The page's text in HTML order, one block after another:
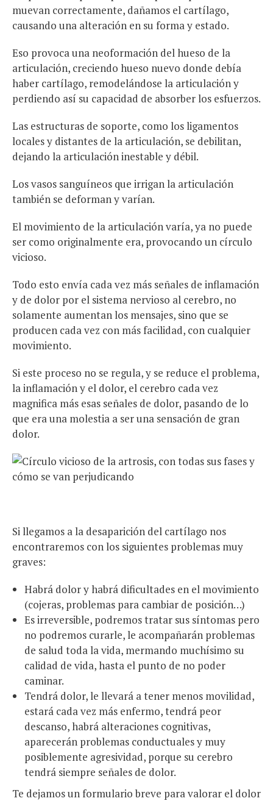
muevan correctamente, dañamos el cartílago,
causando una alteración en su forma y estado.
Eso provoca una neoformación del hueso de la
articulación, creciendo hueso nuevo donde debía
haber cartílago, remodelándose la articulación y
perdiendo así su capacidad de absorber los esfuerzos.
Las estructuras de soporte, como los ligamentos
locales y distantes de la articulación, se debilitan,
dejando la articulación inestable y débil.
Los vasos sanguíneos que irrigan la articulación
también se deforman y varían.
El movimiento de la articulación varía, ya no puede
ser como originalmente era, provocando un círculo
vicioso.
Todo esto envía cada vez más señales de inflamación
y de dolor por el sistema nervioso al cerebro, no
solamente aumentan los mensajes, sino que se
producen cada vez con más facilidad, con cualquier
movimiento.
Si este proceso no se regula, y se reduce el problema,
la inflamación y el dolor, el cerebro cada vez
magnifica más esas señales de dolor, pasando de lo
que era una molestia a ser una sensación de gran
dolor.
Si llegamos a la desaparición del cartílago nos
encontraremos con los siguientes problemas muy
graves:
Habrá dolor y habrá dificultades en el movimiento
(cojeras, problemas para cambiar de posición…)
Es irreversible, podremos tratar sus síntomas pero
no podremos curarle, le acompañarán problemas
de salud toda la vida, mermando muchísimo su
calidad de vida, hasta el punto de no poder
caminar.
Tendrá dolor, le llevará a tener menos movilidad,
estará cada vez más enfermo, tendrá peor
descanso, habrá alteraciones cognitivas,
aparecerán problemas conductuales y muy
posiblemente agresividad, porque su cerebro
tendrá siempre señales de dolor.
Te dejamos un formulario breve para valorar el dolor